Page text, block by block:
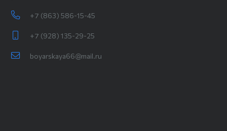
+7 (863) 586-15-45
+7 (928) 135-29-25
boyarskaya66@mail.ru